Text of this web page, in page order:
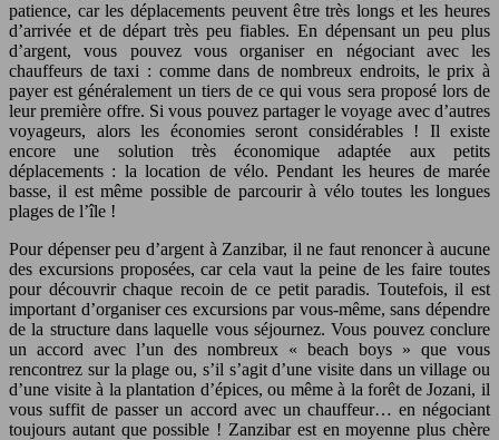
patience, car les déplacements peuvent être très longs et les heures
d’arrivée et de départ très peu fiables. En dépensant un peu plus
d’argent, vous pouvez vous organiser en négociant avec les
chauffeurs de taxi : comme dans de nombreux endroits, le prix à
payer est généralement un tiers de ce qui vous sera proposé lors de
leur première offre. Si vous pouvez partager le voyage avec d’autres
voyageurs, alors les économies seront considérables ! Il existe
encore une solution très économique adaptée aux petits
déplacements : la location de vélo. Pendant les heures de marée
basse, il est même possible de parcourir à vélo toutes les longues
plages de l’île !
Pour dépenser peu d’argent à Zanzibar, il ne faut renoncer à aucune
des excursions proposées, car cela vaut la peine de les faire toutes
pour découvrir chaque recoin de ce petit paradis. Toutefois, il est
important d’organiser ces excursions par vous-même, sans dépendre
de la structure dans laquelle vous séjournez. Vous pouvez conclure
un accord avec l’un des nombreux « beach boys » que vous
rencontrez sur la plage ou, s’il s’agit d’une visite dans un village ou
d’une visite à la plantation d’épices, ou même à la forêt de Jozani, il
vous suffit de passer un accord avec un chauffeur… en négociant
toujours autant que possible ! Zanzibar est en moyenne plus chère